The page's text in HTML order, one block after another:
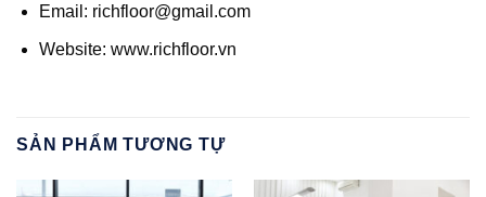
Email: richfloor@gmail.com
Website: www.richfloor.vn
SẢN PHẨM TƯƠNG TỰ